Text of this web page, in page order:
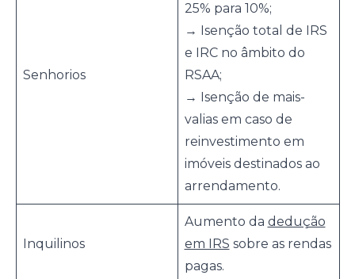
Senhorios
25% para 10%;
→ Isenção total de IRS
e IRC no âmbito do
RSAA;
→ Isenção de mais-
valias em caso de
reinvestimento em
imóveis destinados ao
arrendamento.
Inquilinos
Aumento da dedução
em IRS sobre as rendas
pagas.